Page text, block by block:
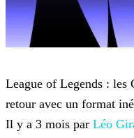
League of Legends : les
retour avec un format
Il y a 3 mois par Léo